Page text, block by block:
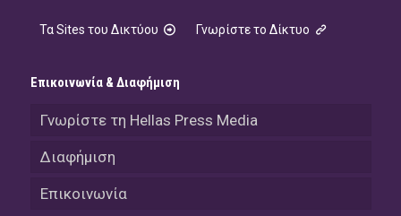
Τα Sites του Δικτύου Γνωρίστε το Δίκτυο
Επικοινωνία & Διαφήμιση
Γνωρίστε τη Hellas Press Media
Διαφήμιση
Επικοινωνία